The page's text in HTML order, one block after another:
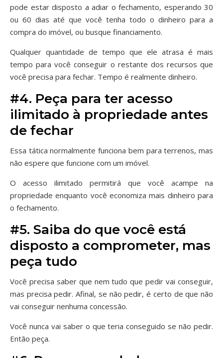
pode estar disposto a adiar o fechamento, esperando 30
ou 60 dias até que você tenha todo o dinheiro para a
compra do imóvel, ou busque financiamento.
Qualquer quantidade de tempo que ele atrasa é mais
tempo para você conseguir o restante dos recursos que
você precisa para fechar. Tempo é realmente dinheiro.
#4. Peça para ter acesso
ilimitado à propriedade antes
de fechar
Essa tática normalmente funciona bem para terrenos, mas
não espere que funcione com um imóvel.
O acesso ilimitado permitirá que você acampe na
propriedade enquanto você economiza mais dinheiro para
o fechamento.
#5. Saiba do que você está
disposto a comprometer, mas
peça tudo
Você precisa saber que nem tudo que pedir vai conseguir,
mas precisa pedir. Afinal, se não pedir, é certo de que não
vai conseguir nenhuma concessão.
Você nunca vai saber o que teria conseguido se não pedir.
Então peça.